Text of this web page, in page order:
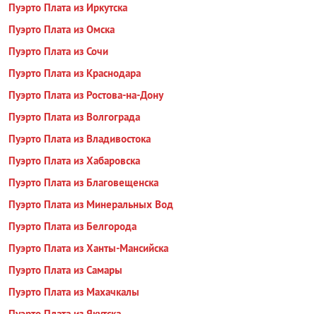
Пуэрто Плата из Иркутска
Пуэрто Плата из Омска
Пуэрто Плата из Сочи
Пуэрто Плата из Краснодара
Пуэрто Плата из Ростова-на-Дону
Пуэрто Плата из Волгограда
Пуэрто Плата из Владивостока
Пуэрто Плата из Хабаровска
Пуэрто Плата из Благовещенска
Пуэрто Плата из Минеральных Вод
Пуэрто Плата из Белгорода
Пуэрто Плата из Ханты-Мансийска
Пуэрто Плата из Самары
Пуэрто Плата из Махачкалы